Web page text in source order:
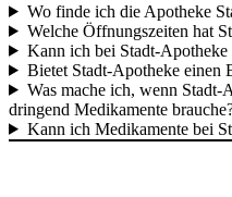
Wo finde ich die Apotheke
Welche Öffnungszeiten hat
Kann ich bei Stadt-Apotheke
Bietet Stadt-Apotheke einen
Was mache ich, wenn Stadt-
dringend Medikamente
Kann ich Medikamente bei